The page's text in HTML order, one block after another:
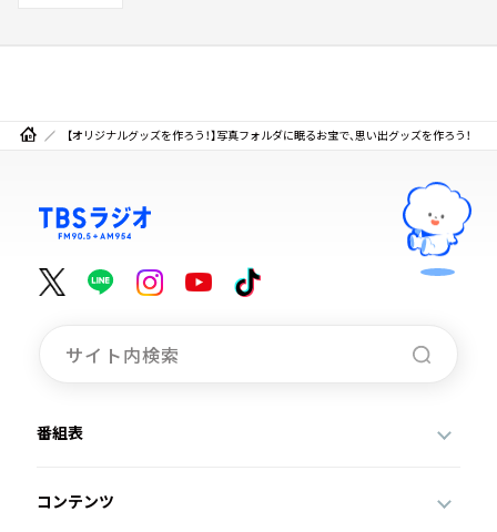
【オリジナルグッズを作ろう！】写真フォルダに眠るお宝で、思い出グッズを作ろう！
番組表
コンテンツ